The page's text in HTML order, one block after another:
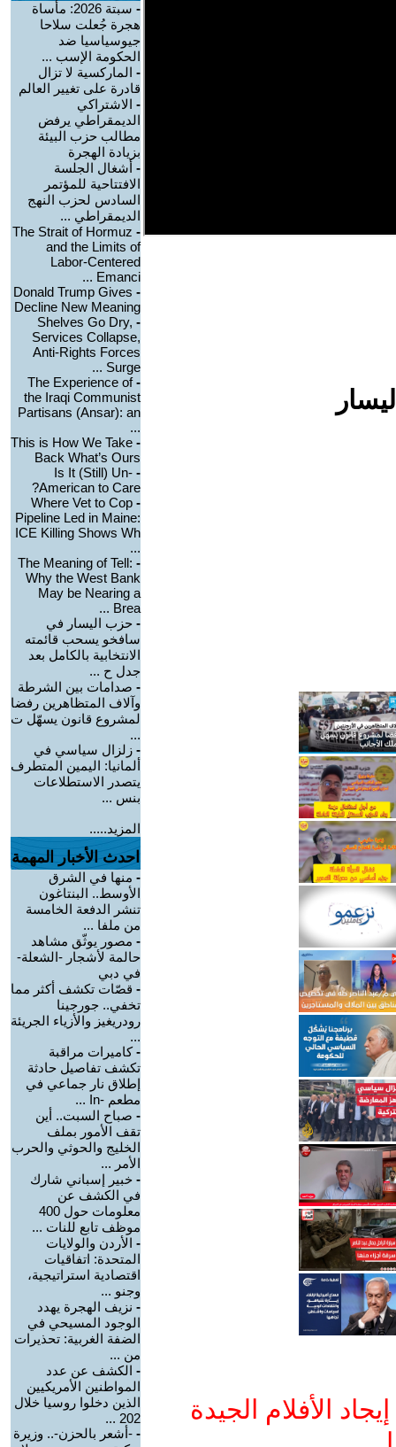
الأفلام الجيدة
-
سبتة 2026: مأساة
هجرة جُعلت سلاحا
جيوسياسيا ضد
الحكومة الإسب ...
- الماركسية لا تزال
قادرة على تغيير العالم
- الاشتراكي
الديمقراطي يرفض
مطالب حزب البيئة
بزيادة الهجرة
- أشغال الجلسة
الافتتاحية للمؤتمر
السادس لحزب النهج
الديمقراطي ...
-
The Strait of Hormuz
and the Limits of
Labor-Centered
Emanci ...
-
Donald Trump Gives
Decline New Meaning
-
Shelves Go Dry,
Services Collapse,
Anti-Rights Forces
Surge ...
-
The Experience of
the Iraqi Communist
Partisans (Ansar): an
...
-
This is How We Take
Back What’s Ours
-
Is It (Still) Un-
American to Care?
-
Where Vet to Cop
Pipeline Led in Maine:
ICE Killing Shows Wh
...
-
The Meaning of Tell:
Why the West Bank
May be Nearing a
Brea ...
- حزب اليسار في
سافخو يسحب قائمته
الانتخابية بالكامل بعد
جدل ح ...
- صدامات بين الشرطة
وآلاف المتظاهرين رفضا
لمشروع قانون يسهّل ت
...
- زلزال سياسي في
ألمانيا: اليمين المتطرف
يتصدر الاستطلاعات
بنس ...
المزيد.....
احدث الأخبار المهمة
- منها في الشرق
الأوسط.. البنتاغون
تنشر الدفعة الخامسة
من ملفا ...
- مصور يوثّق مشاهد
حالمة لأشجار -الشعلة-
في دبي
- قصّات تكشف أكثر مما
تخفي.. جورجينا
رودريغيز والأزياء الجريئة
...
-كاميرات مراقبة
تكشف تفاصيل حادثة
إطلاق نار جماعي في
مطعم -In ...
- صباح السبت.. أين
تقف الأمور بملف
الخليج والحوثي والحرب
الأمر ...
- خبير إسباني شارك
في الكشف عن
معلومات حول 400
موظف تابع للنات ...
- الأردن والولايات
المتحدة: اتفاقيات
اقتصادية استراتيجية،
وجنو ...
- نزيف الهجرة يهدد
الوجود المسيحي في
الضفة الغربية: تحذيرات
من ...
- الكشف عن عدد
المواطنين الأمريكيين
الذين دخلوا روسيا خلال
202 ...
- -أشعر بالحزن-.. وزيرة